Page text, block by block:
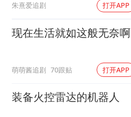
朱熹爱追剧 打开APP
现在生活就如这般无奈啊
萌萌酱追剧 70跟贴 打开APP
装备火控雷达的机器人